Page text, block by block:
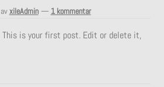
Utrustning
Expandera
avxileAdmin — 1 kommentar
This is your first post. Edit or delete it,